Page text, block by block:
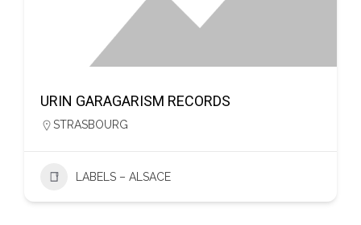
URIN GARAGARISM RECORDS
STRASBOURG
LABELS – ALSACE